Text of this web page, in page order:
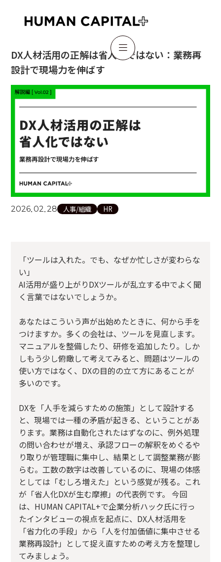

DX人材活用の正解は省人化ではない：業務再
設計で現場力を伸ばす
2026.02.28 人事/組織 HR
「ツールは入れた。でも、なぜか忙しさが変わらな
い」
AI活用が盛り上がりDXツールが乱立する中でよく聞
く言葉ではないでしょうか。
あなたはこういう声が出始めたときに、何から手を
つけますか。多くの会社は、ツールを見直します。
マニュアルを整備したり、研修を追加したり。しか
しもう少し俯瞰して考えてみると、問題はツールの
使い方ではなく、DXの目的の立て方にあることが
多いのです。
DXを「人手を減らすための施策」として設計する
と、現場では一種の矛盾が起きる、ということがあ
ります。業務は自動化されたはずなのに、例外処理
の問い合わせが増え、承認フローの解釈をめぐるや
り取りが管理職に集中し、結果として調整業務が膨
らむ。工数の数字は改善しているのに、現場の体感
としては「むしろ増えた」という感覚が残る。これ
が「省人化DXが生む摩擦」の代表例です。 今回
は、HUMAN CAPITAL+で企業分析ハック氏に行っ
たインタビューの視点を起点に、DX人材活用を
「省力化の手段」から「人を付加価値に集中させる
業務再設計」として捉え直すための考え方を整理し
てみましょう。